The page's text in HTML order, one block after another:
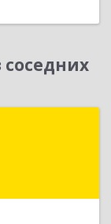
Зуево г,